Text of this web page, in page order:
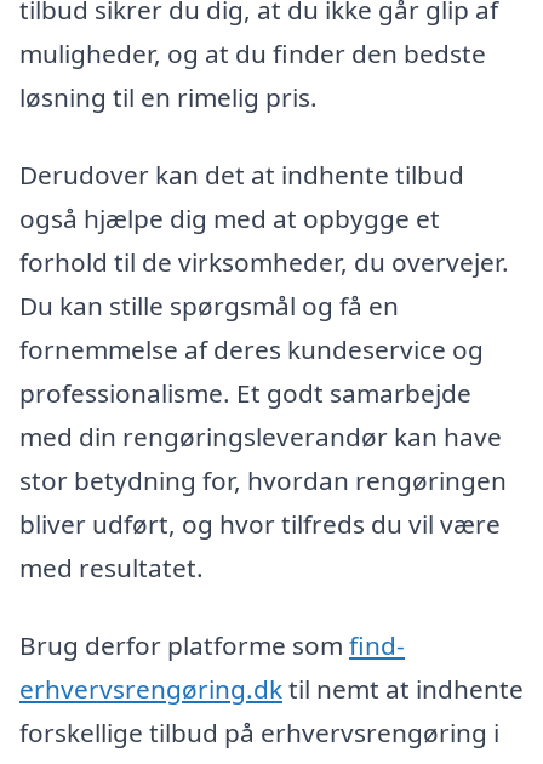
tilbud sikrer du dig, at du ikke går glip af
muligheder, og at du finder den bedste
løsning til en rimelig pris.
Derudover kan det at indhente tilbud
også hjælpe dig med at opbygge et
forhold til de virksomheder, du overvejer.
Du kan stille spørgsmål og få en
fornemmelse af deres kundeservice og
professionalisme. Et godt samarbejde
med din rengøringsleverandør kan have
stor betydning for, hvordan rengøringen
bliver udført, og hvor tilfreds du vil være
med resultatet.
Brug derfor platforme som find-
erhvervsrengøring.dktil nemt at indhente
forskellige tilbud på erhvervsrengøring i